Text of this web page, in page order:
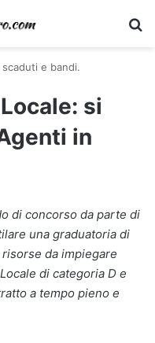
e bandi.
si
in
di concorso da parte di
una graduatoria di
da impiegare
di categoria D e
a tempo pieno e